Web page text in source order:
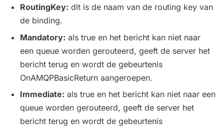
RoutingKey: dit is de naam van de routing key van
de binding.
Mandatory: als true en het bericht kan niet naar
een queue worden gerouteerd, geeft de server het
bericht terug en wordt de gebeurtenis
OnAMQPBasicReturn aangeroepen.
Immediate: als true en het bericht kan niet naar een
queue worden gerouteerd, geeft de server het
bericht terug en wordt de gebeurtenis